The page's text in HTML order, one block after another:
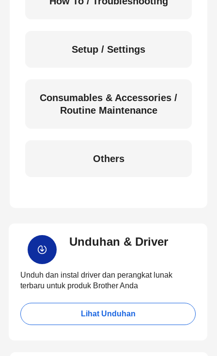
Setup / Settings
Consumables & Accessories /
Routine Maintenance
Others
Unduhan & Driver
Unduh dan instal driver dan perangkat lunak
terbaru untuk produk Brother Anda
Lihat Unduhan